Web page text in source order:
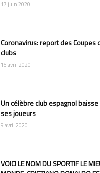
17 juin 2020
Coronavirus: report des Coupes
clubs
15 avril 2020
Un célèbre club espagnol
ses joueurs
9 avril 2020
VOICI LE NOM DU SPORTIF LE